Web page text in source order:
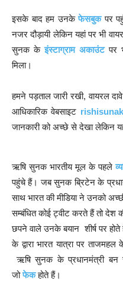
इसके बाद हम उनकेफेसबुकपर
नजर दौड़ायी लेकिन यहां पर भी
सुनक केइंस्टाग्राम अकाउंटपर
मिला।
हमने पड़ताल जारी रखी, वायरल
आधिकारिक वेबसाइट
जानकारी को अच्छे से देखा लेकिन
ऋषि सुनक भारतीय मूल के पहले
पहुंचे हैं। जब सुनक ब्रिटेन के
साथ भारत की मीडिया ने उनको
सम्बंधित कोई ट्वीट करते हैं तो देश
छपने वाले उनके बयान शीर्ष पर
के द्वारा भारत यात्रा पर
ऋषि सुनक के प्रधानमंत्री बन
जोफेकहोते हैं।